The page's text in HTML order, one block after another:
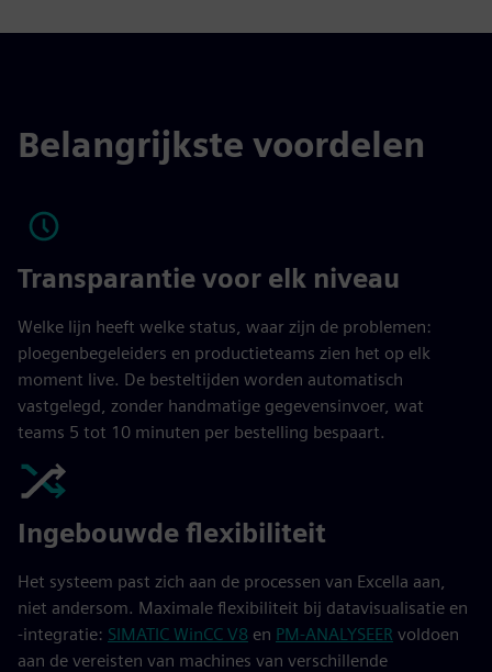
Belangrijkste voordelen
Transparantie voor elk niveau
Welke lijn heeft welke status, waar zijn de problemen:
ploegenbegeleiders en productieteams zien het op elk
moment live. De besteltijden worden automatisch
vastgelegd, zonder handmatige gegevensinvoer, wat
teams 5 tot 10 minuten per bestelling bespaart.
Ingebouwde flexibiliteit
Het systeem past zich aan de processen van Excella aan,
niet andersom. Maximale flexibiliteit bij datavisualisatie en
-integratie: SIMATIC WinCC V8 en PM-ANALYSEER voldoen
aan de vereisten van machines van verschillende